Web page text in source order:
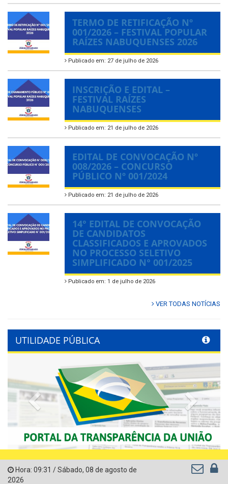
TERMO DE RETIFICAÇÃO Nº
001/2026 – FESTIVAL POPULAR
RAÍZES NABUQUENSES 2026
Publicado em: 27 de julho de 2026
INSCRIÇÃO E EDITAL –
FESTIVAL RAÍZES
NABUQUENSES
Publicado em: 21 de julho de 2026
EDITAL DE CONVOCAÇÃO Nº
008/2026 – CONCURSO
PÚBLICO Nº 001/2024
Publicado em: 21 de julho de 2026
14° EDITAL DE CONVOCAÇÃO
DE CANDIDATOS
CLASSIFICADOS E APROVADOS
NO PROCESSO SELETIVO
SIMPLIFICADO N° 001/2025
Publicado em: 1 de julho de 2026
VER TODAS NOTÍCIAS
UTILIDADE PÚBLICA
Previous Next
Hora: 09:31 /Sábado, 08 de agosto de
2026